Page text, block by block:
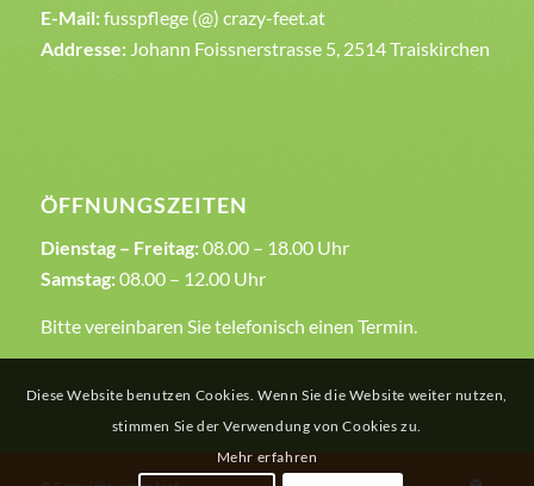
E-Mail:fusspflege (@) crazy-feet.at
Addresse:Johann Foissnerstrasse 5, 2514 Traiskirchen
ÖFFNUNGSZEITEN
Dienstag – Freitag:08.00 – 18.00 Uhr
Samstag:08.00 – 12.00 Uhr
Bitte vereinbaren Sie telefonisch einen Termin.
Diese Website benutzen Cookies. Wenn Sie die Website weiter nutzen,
stimmen Sie der Verwendung von Cookies zu.
Mehr erfahren